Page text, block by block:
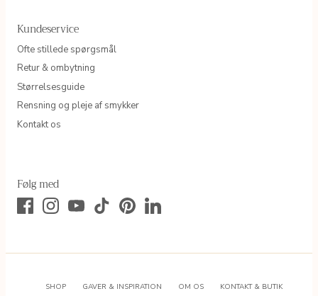
Kundeservice
Ofte stillede spørgsmål
Retur & ombytning
Størrelsesguide
Rensning og pleje af smykker
Kontakt os
Følg med
SHOP GAVER & INSPIRATION OM OS KONTAKT & BUTIK